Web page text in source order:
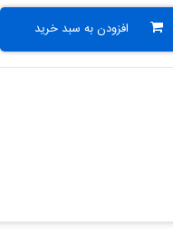
افزودن به سبد خرید